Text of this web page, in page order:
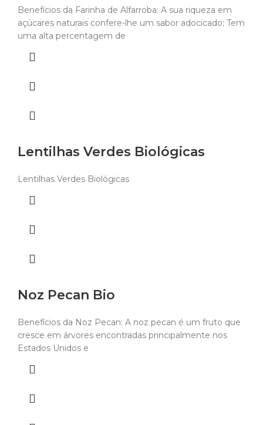
Benefícios da Farinha de Alfarroba: A sua riqueza em
açúcares naturais confere-lhe um sabor adocicado; Tem
uma alta percentagem de
Lentilhas Verdes Biológicas
Lentilhas Verdes Biológicas
Noz Pecan Bio
Benefícios da Noz Pecan: A noz pecan é um fruto que
cresce em árvores encontradas principalmente nos
Estados Unidos e